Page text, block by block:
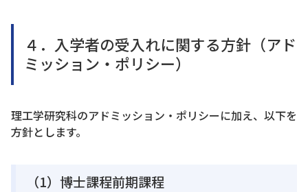
４．入学者の受入れに関する方針（アド
ミッション・ポリシー）
理工学研究科のアドミッション・ポリシーに加え、以下を
方針とします。
（1）博士課程前期課程